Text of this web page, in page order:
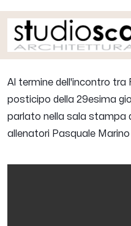
Al termine dell'incontro tra
posticipo della 29esima
parlato nella sala stampa
allenatori Pasquale Marino